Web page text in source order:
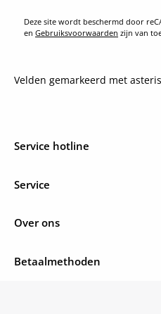
Deze site wordt beschermd door
en Gebruiksvoorwaarden zijn van
Velden gemarkeerd met
Service hotline
Service
Over ons
Betaalmethoden